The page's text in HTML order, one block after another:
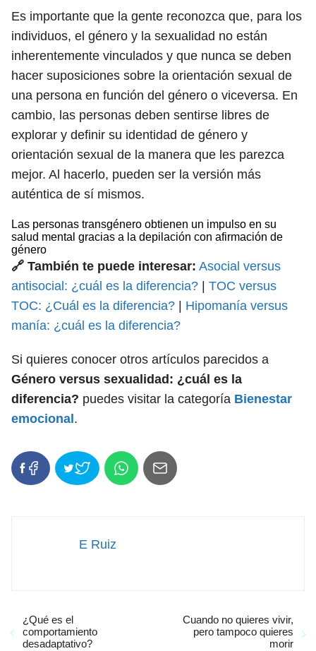
Es importante que la gente reconozca que, para los
individuos, el género y la sexualidad no están
inherentemente vinculados y que nunca se deben
hacer suposiciones sobre la orientación sexual de
una persona en función del género o viceversa. En
cambio, las personas deben sentirse libres de
explorar y definir su identidad de género y
orientación sexual de la manera que les parezca
mejor. Al hacerlo, pueden ser la versión más
auténtica de sí mismos.
Las personas transgénero obtienen un impulso en su
salud mental gracias a la depilación con afirmación de
género
🔗 También te puede interesar: Asocial versus
antisocial: ¿cuál es la diferencia?
TOC versus
TOC: ¿Cuál es la diferencia?
Hipomanía versus
manía: ¿cuál es la diferencia?
Si quieres conocer otros artículos parecidos a
Género versus sexualidad: ¿cuál es la
diferencia? puedes visitar la categoría Bienestar
emocional .
E Ruiz
¿Qué es el
comportamiento
desadaptativo?
Cuando no quieres vivir,
pero tampoco quieres
morir